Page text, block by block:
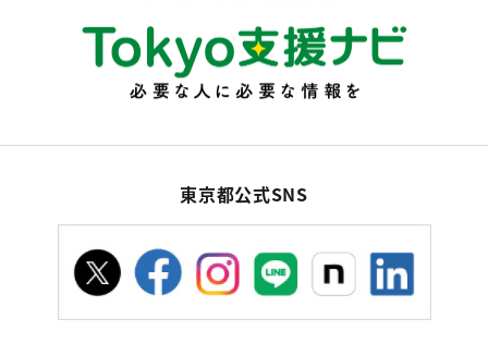
東京都公式SNS